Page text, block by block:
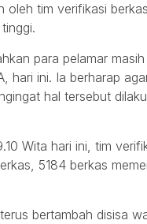
oleh tim verifikasi
para pelamar
hari ini. Ia berharap
hal tersebut
Wita hari ini, tim
5184 berkas
bertambah disisa